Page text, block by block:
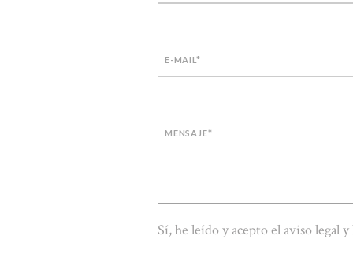
Please leave this field empty.
Sí, he leído y acepto el aviso legal